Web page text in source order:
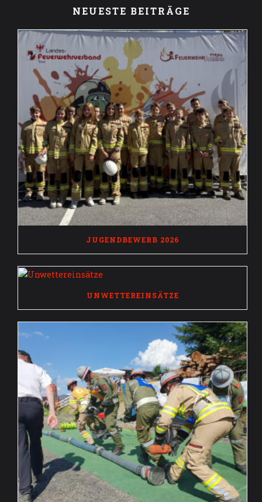
NEUESTE BEITRÄGE
JUGENDBEWERB 2026
UNWETTEREINSÄTZE